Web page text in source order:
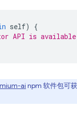
self)
{
API is
ai npm 软件包可